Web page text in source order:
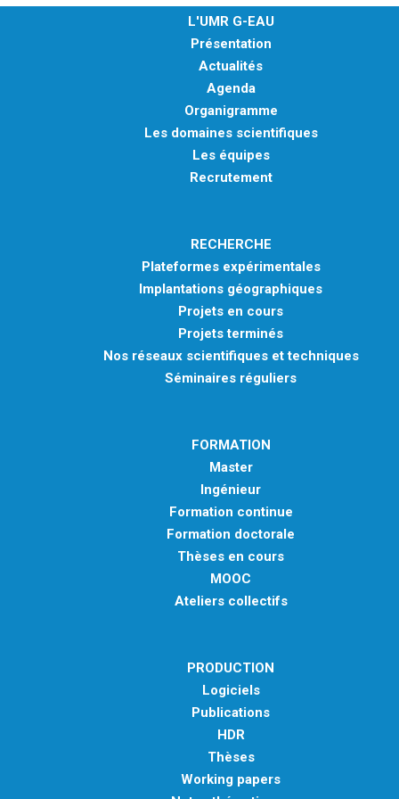
L'UMR G-EAU
Présentation
Actualités
Agenda
Organigramme
Les domaines scientifiques
Les équipes
Recrutement
RECHERCHE
Plateformes expérimentales
Implantations géographiques
Projets en cours
Projets terminés
Nos réseaux scientifiques et techniques
Séminaires réguliers
FORMATION
Master
Ingénieur
Formation continue
Formation doctorale
Thèses en cours
MOOC
Ateliers collectifs
PRODUCTION
Logiciels
Publications
HDR
Thèses
Working papers